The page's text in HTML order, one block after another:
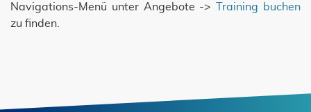
Navigations-Menü unter Angebote ->
Training buchen
zu finden.